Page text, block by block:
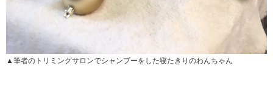
▲筆者のトリミングサロンでシャンプーをした寝たきりのわんちゃん